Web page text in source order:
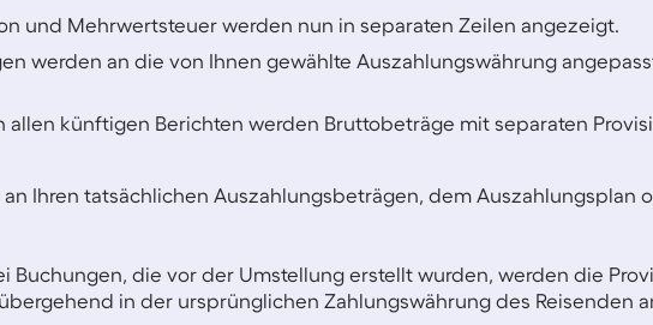
und Mehrwertsteuer werden nun in separaten Zeilen angezeigt.
werden an die von Ihnen gewählte Auszahlungswährung
allen künftigen Berichten werden Bruttobeträge mit separaten
an Ihren tatsächlichen Auszahlungsbeträgen, dem Auszahlungsplan
Buchungen, die vor der Umstellung erstellt wurden, werden die
in der ursprünglichen Zahlungswährung des Reisenden